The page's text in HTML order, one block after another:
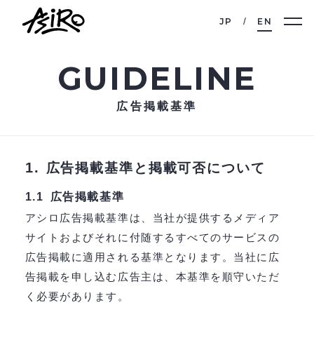
JP EN
GUIDELINE
広告掲載基準
1. 広告掲載基準と掲載可否について
1.1 広告掲載基準
アシロ広告掲載基準は、当社が提供するメディア
サイトおよびそれに付随するすべてのサービスの
広告掲載に適用される基準となります。当社に広
告掲載を申し込む広告主は、本基準を順守いただ
く必要があります。